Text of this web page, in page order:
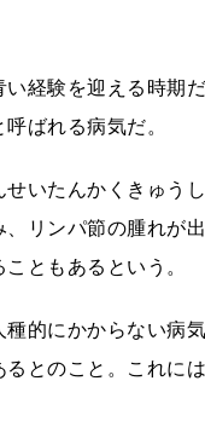
経験を迎える時期
呼ばれる病気だ。
いたんかくきゅう
リンパ節の腫れが
ともあるという。
的にかからない病
とのこと。これに